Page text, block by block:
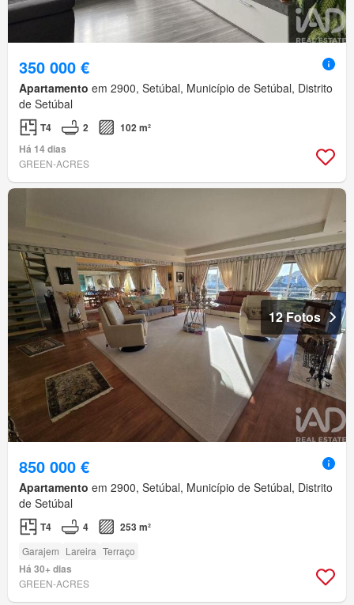
350 000 €
Apartamento em 2900, Setúbal, Município de Setúbal, Distrito
de Setúbal
T4 2
102 m²
Há 14 dias
GREEN-ACRES
12 Fotos
850 000 €
Apartamento em 2900, Setúbal, Município de Setúbal, Distrito
de Setúbal
T4 4 253 m²
Garajem Lareira Terraço
Há 30+ dias
GREEN-ACRES